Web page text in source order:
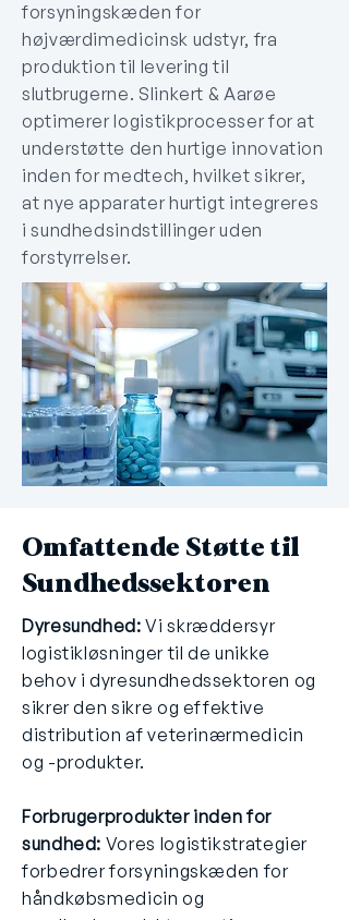
forsyningskæden for
højværdimedicinsk udstyr, fra
produktion til levering til
slutbrugerne. Slinkert & Aarøe
optimerer logistikprocesser for at
understøtte den hurtige innovation
inden for medtech, hvilket sikrer,
at nye apparater hurtigt integreres
i sundhedsindstillinger uden
forstyrrelser.
Omfattende Støtte til
Sundhedssektoren
Dyresundhed: Vi skræddersyr
logistikløsninger til de unikke
behov i dyresundhedssektoren og
sikrer den sikre og effektive
distribution af veterinærmedicin
og -produkter.
Forbrugerprodukter inden for
sundhed: Vores logistikstrategier
forbedrer forsyningskæden for
håndkøbsmedicin og